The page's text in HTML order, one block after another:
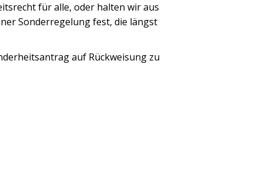
für alle, oder halten wir aus
Sonderregelung fest, die längst
auf Rückweisung zu